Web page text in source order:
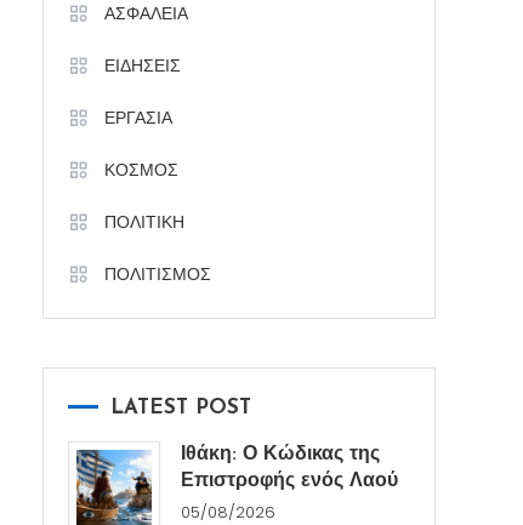
ΑΣΦΑΛΕΙΑ
ΕΙΔΗΣΕΙΣ
ΕΡΓΑΣΙΑ
ΚΟΣΜΟΣ
ΠΟΛΙΤΙΚΗ
ΠΟΛΙΤΙΣΜΟΣ
LATEST POST
Ιθάκη: Ο Κώδικας της
Επιστροφής ενός Λαού
05/08/2026